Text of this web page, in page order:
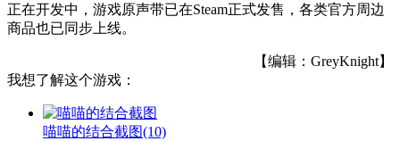
正在开发中，游戏原声带已在Steam正式发售，各类官方周边
商品也已同步上线。
【编辑：GreyKnight】
我想了解这个游戏：
喵喵的结合截图(10)